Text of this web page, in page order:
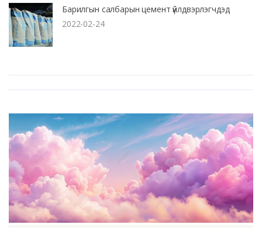
Барилгын салбарын цемент үйлдвэрлэгчдэд
2022-02-24